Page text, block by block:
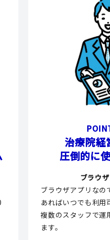
治療院経
圧倒的に
ブラウ
ブラウザアプリなの
あればいつでも利用
複数のスタッフで運
ます。